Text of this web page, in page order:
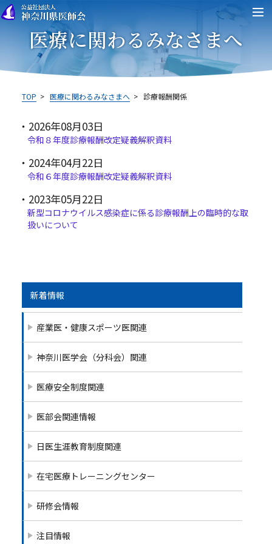
医療に関わるみなさまへ
TOP >医療に関わるみなさまへ >診療報酬関係
2026年08月03日
令和８年度診療報酬改定疑義解釈資料
2024年04月22日
令和６年度診療報酬改定疑義解釈資料
2023年05月22日
新型コロナウイルス感染症に係る診療報酬上の臨時的な取
扱いについて
新着情報
産業医・健康スポーツ医関連
神奈川医学会（分科会）関連
医療安全制度関連
医部会関連情報
日医生涯教育制度関連
在宅医療トレーニングセンター
研修会情報
注目情報